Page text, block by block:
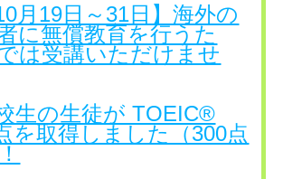
10月19日～31日】海外の
に無償教育を行うた
は受講いただけませ
生の生徒が TOEIC®
を取得しました（300点